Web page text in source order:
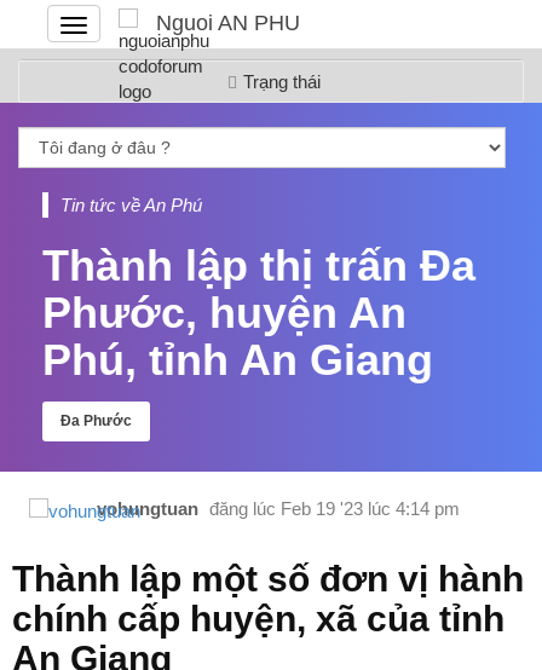
Đóng
hoặc
menu
Nguoi AN PHU
Trạng thái
Tin tức về An Phú
Thành lập thị trấn Đa
Phước, huyện An
Phú, tỉnh An Giang
Đa Phước
vohungtuan đăng lúc Feb 19 '23 lúc 4:14 pm
Thành lập một số đơn vị hành
chính cấp huyện, xã của tỉnh
An Giang